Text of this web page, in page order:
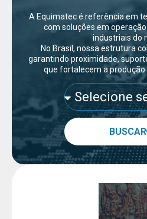
A Equimatec é referência em
com soluções em
industriais do
No Brasil, nossa estrutura
garantindo proximidade,
que fortalecem a produção
BUSCAR